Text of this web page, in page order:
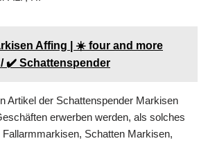
Affing | ☀️ four and more
✔️ Schattenspender
Artikel der Schattenspender Markisen
erwerben werden, als solches
Schatten Markisen,